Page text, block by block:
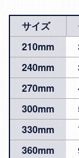
サイズ
210mm
240mm
270mm
300mm
330mm
360mm